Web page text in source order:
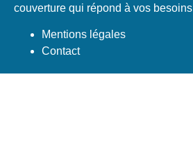
couverture qui répond à vos
Mentions légales
Contact